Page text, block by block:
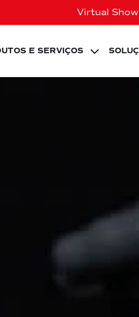
Virtual
E SERVIÇOS